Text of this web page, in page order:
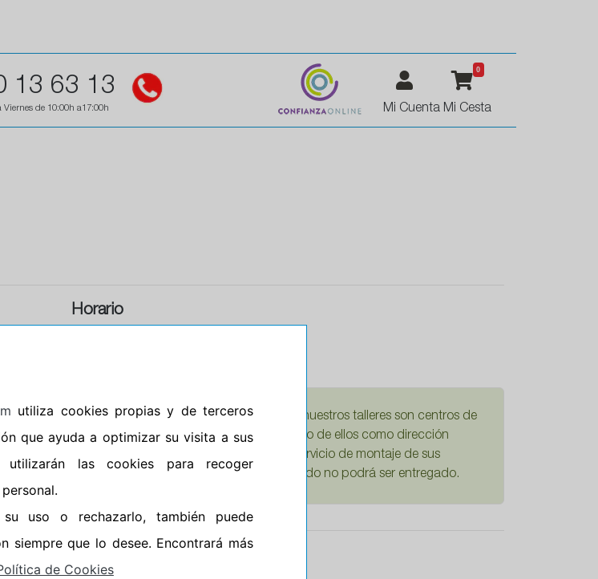
13 63 13
Viernes de 10:00h a17:00h Mi Cuenta
0
Mi Cesta
Horario
Aviso importante:Le recordamos que nuestros talleres son centros de
montaje, no de recogida. Si escoge uno de ellos como dirección
entrega esta acción lleva implícita el servicio de montaje de sus
neumáticos. En caso contrario su pedido no podrá ser entregado.
utiliza cookies propias y de terceros
que ayuda a optimizar su visita a sus
las cookies para recoger
uso o rechazarlo, también puede
siempre que lo desee. Encontrará más
de Cookies